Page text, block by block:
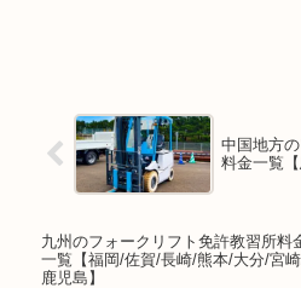
中国地方
料金一覧
九州のフォークリフト免許教習所料
一覧【福岡/佐賀/長崎/熊本/大分/宮
鹿児島】